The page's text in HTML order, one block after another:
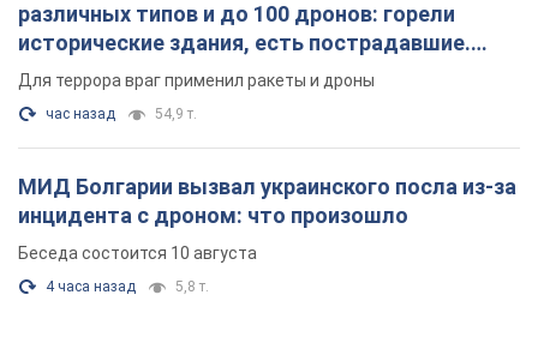
различных типов и до 100 дронов: горели
исторические здания, есть пострадавшие.
Фото и видео
Для террора враг применил ракеты и дроны
час назад 54,9 т.
МИД Болгарии вызвал украинского посла из-за
инцидента с дроном: что произошло
Беседа состоится 10 августа
4 часа назад 5,8 т.